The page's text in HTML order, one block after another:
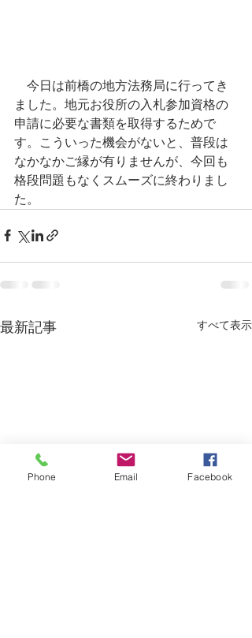
今日は前橋の地方法務局に行ってき
ました。地元お役所の入札参加資格の
申請に必要な書類を取得するためで
す。こういった機会がないと、普段は
なかなかご縁が有りませんが、今回も
格段問題もなくスムーズに終わりまし
た。
最新記事 すべて表示
Phone Email Facebook